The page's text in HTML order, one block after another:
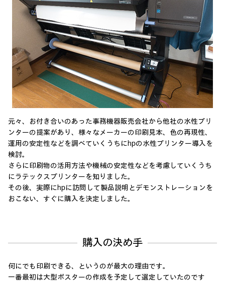
元々、お付き合いのあった事務機器販売会社から他社の水性プリ
ンターの提案があり、様々なメーカーの印刷見本、色の再現性、
運用の安定性などを調べていくうちにhpの水性プリンター導入を
検討。
さらに印刷物の活用方法や機械の安定性などを考慮していくうち
にラテックスプリンターを知りました。
その後、実際にhpに訪問して製品説明とデモンストレーションを
おこない、すぐに購入を決定しました。
購入の決め手
何にでも印刷できる、というのが最大の理由です。
一番最初は大型ポスターの作成を予定して選定していたのです